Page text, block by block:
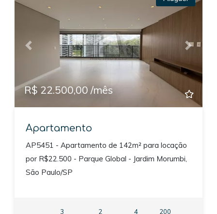
Previous Next
R$ 22.500,00 /mês
Apartamento
AP5451 - Apartamento de 142m² para locação
por R$22.500 - Parque Global - Jardim Morumbi,
São Paulo/SP
3
2
4
200